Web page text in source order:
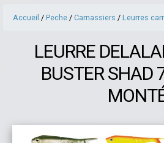
Accueil / Peche / Carnassiers / Leurres
LEURRE
BUSTER SHAD